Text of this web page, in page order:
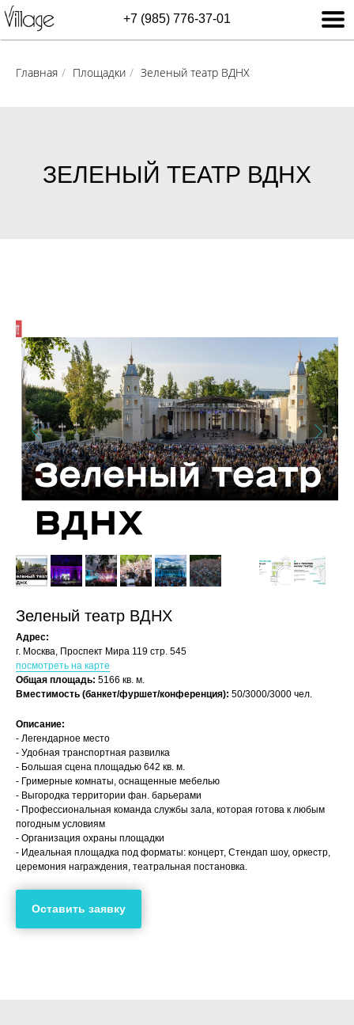
+7 (985) 776-37-01
Главная / Площадки / Зеленый театр ВДНХ
ЗЕЛЕНЫЙ ТЕАТР ВДНХ
Зеленый театр ВДНХ
Адрес:
г. Москва, Проспект Мира 119 стр. 545
посмотреть на карте
Общая площадь: 5166 кв. м.
Вместимость (банкет/фуршет/конференция): 50/3000/3000 чел.
Описание:
- Легендарное место
- Удобная транспортная развилка
- Большая сцена площадью 642 кв. м.
- Гримерные комнаты, оснащенные мебелью
- Выгородка территории фан. барьерами
- Профессиональная команда службы зала, которая готова к любым
погодным условиям
- Организация охраны площадки
- Идеальная площадка под форматы: концерт, Стендап шоу, оркестр,
церемония награждения, театральная постановка.
Оставить заявку